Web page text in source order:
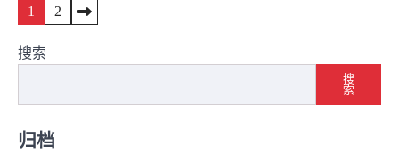
文
导
1 2
搜索
搜
索
归档